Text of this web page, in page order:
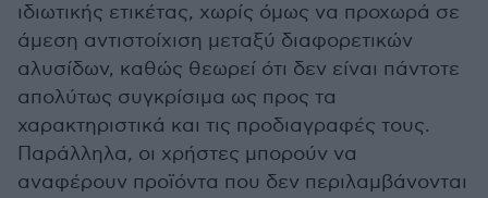
ιδιωτικής ετικέτας, χωρίς όμως να προχωρά σε
άμεση αντιστοίχιση μεταξύ διαφορετικών
αλυσίδων, καθώς θεωρεί ότι δεν είναι πάντοτε
απολύτως συγκρίσιμα ως προς τα
χαρακτηριστικά και τις προδιαγραφές τους.
Παράλληλα, οι χρήστες μπορούν να
αναφέρουν προϊόντα που δεν περιλαμβάνονται